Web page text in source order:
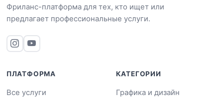
Фриланс-платформа для тех, кто ищет или
предлагает профессиональные услуги.
ПЛАТФОРМА
Все услуги
КАТЕГОРИИ
Графика и дизайн